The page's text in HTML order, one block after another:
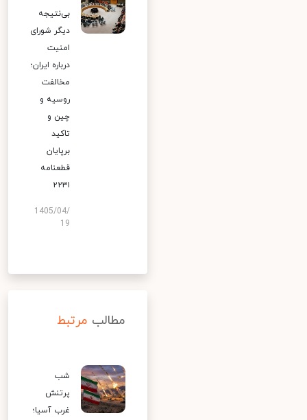
بی‌نتیجه
دیگر شورای
امنیت
درباره ایران؛
مخالفت
روسیه و
چین و
تاکید
برپایان
قطعنامه
۲۲۳۱
1405/04/
19
مطالب مرتبط
شب
پرتنش
غرب آسیا؛